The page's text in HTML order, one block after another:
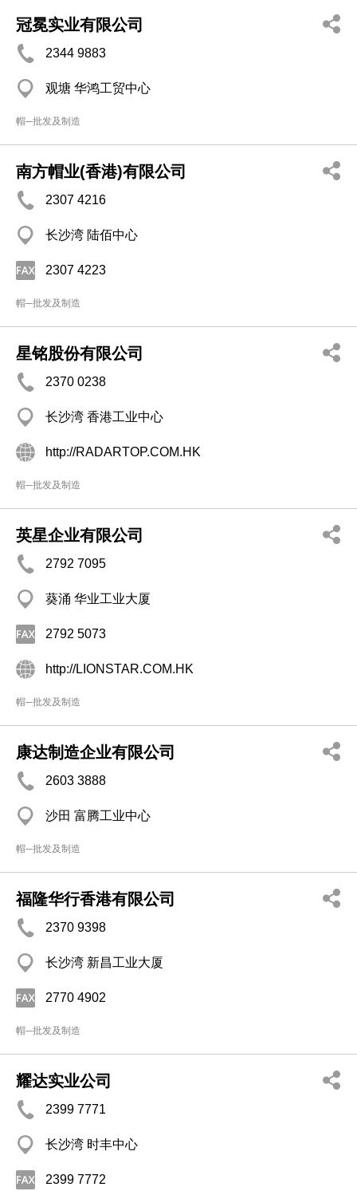
冠冕实业有限公司
2344 9883
观塘 华鸿工贸中心
帽─批发及制造
南方帽业(香港)有限公司
2307 4216
长沙湾 陆佰中心
2307 4223
帽─批发及制造
星铭股份有限公司
2370 0238
长沙湾 香港工业中心
http://RADARTOP.COM.HK
帽─批发及制造
英星企业有限公司
2792 7095
葵涌 华业工业大厦
2792 5073
http://LIONSTAR.COM.HK
帽─批发及制造
康达制造企业有限公司
2603 3888
沙田 富腾工业中心
帽─批发及制造
福隆华行香港有限公司
2370 9398
长沙湾 新昌工业大厦
2770 4902
帽─批发及制造
耀达实业公司
2399 7771
长沙湾 时丰中心
2399 7772